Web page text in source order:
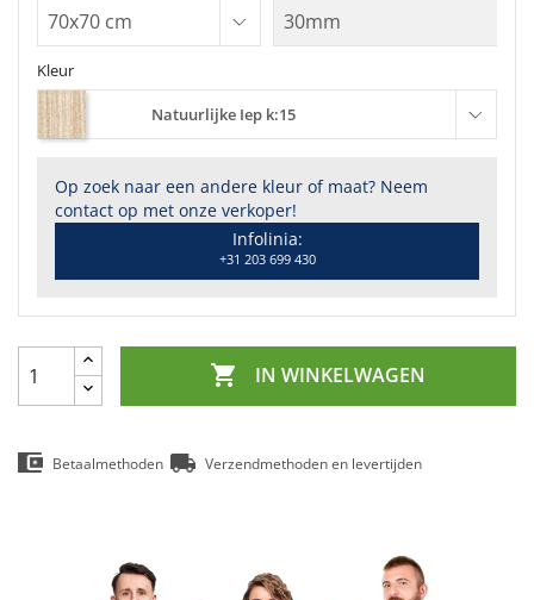
Kleur
Natuurlijke Iep k:15
Op zoek naar een andere kleur of maat? Neem
contact op met onze verkoper!
Infolinia:
+31 203 699 430
 IN WINKELWAGEN
Betaalmethoden Verzendmethoden en levertijden